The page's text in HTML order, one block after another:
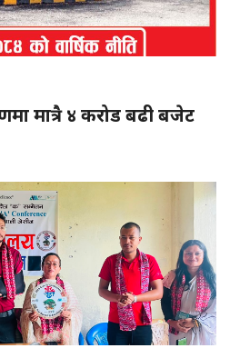
मात्रै ४ करोड बढी बजेट